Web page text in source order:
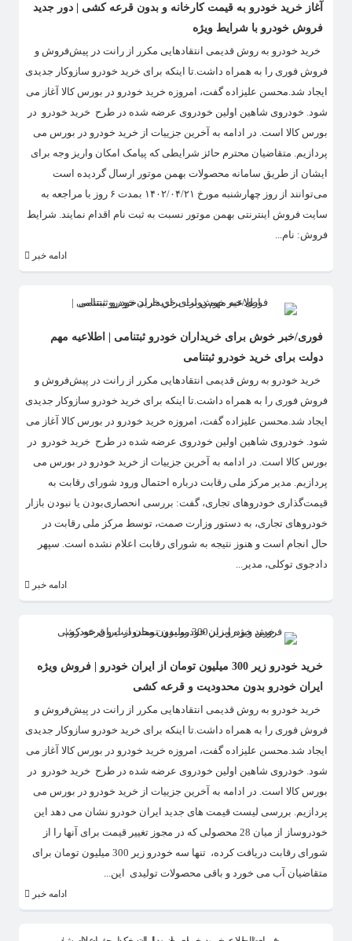
آغاز خرید خودرو به قیمت کارخانه و بدون قرعه کشی | دور جدید
فروش خودرو با شرایط ویژه
​ خرید خودرو به روش قدیمی انتقادهایی مکرر از رانت در پیش‌فروش و
فروش فوری را به همراه داشت.تا اینکه برای خرید خودرو سازوکار جدیدی
ایجاد شد.محسن علیزاده گفت، امروزه خرید خودرو در بورس کالا آغاز می
شود. خودروی شاهین اولین خودروی عرضه شده در طرح خرید خودرو در
بورس کالا است. در ادامه به آخرین جزییات از خرید خودرو در بورس می
پردازیم. متقاضیان محترم حائز شرایطی که پیامک امکان واریز وجه برای
ایشان از طریق سامانه محصولات بهمن موتور ارسال گردیده است
می‌توانند از روز چهارشنبه مورخ ۱۴۰۲/۰۴/۲۱ بمدت ۶ روز با مراجعه به
سایت فروش اینترنتی بهمن موتور نسبت به ثبت نام اقدام نمایند. شرایط
فروش: نام...
ادامه خبر
فوری/خبر خوش برای خریداران خودرو ثبتنامی | اطلاعیه مهم
دولت برای خرید خودرو ثبتنامی
​ خرید خودرو به روش قدیمی انتقادهایی مکرر از رانت در پیش‌فروش و
فروش فوری را به همراه داشت.تا اینکه برای خرید خودرو سازوکار جدیدی
ایجاد شد.محسن علیزاده گفت، امروزه خرید خودرو در بورس کالا آغاز می
شود. خودروی شاهین اولین خودروی عرضه شده در طرح خرید خودرو در
بورس کالا است. در ادامه به آخرین جزییات از خرید خودرو در بورس می
پردازیم. مدیر مرکز ملی رقابت درباره احتمال ورود شورای رقابت به
قیمت‌گذاری خودروهای تجاری، گفت: بررسی انحصاری‌بودن یا نبودن بازار
خودروهای تجاری، به دستور وزارت صمت، توسط مرکز ملی رقابت در
حال انجام است و هنوز نتیجه‌ به شورای رقابت اعلام نشده است. سپهر
دادجوی توکلی، مدیر...
ادامه خبر
خرید خودرو زیر 300 میلیون تومان از ایران خودرو | فروش ویژه
ایران خودرو بدون محدودیت و قرعه کشی
​ خرید خودرو به روش قدیمی انتقادهایی مکرر از رانت در پیش‌فروش و
فروش فوری را به همراه داشت.تا اینکه برای خرید خودرو سازوکار جدیدی
ایجاد شد.محسن علیزاده گفت، امروزه خرید خودرو در بورس کالا آغاز می
شود. خودروی شاهین اولین خودروی عرضه شده در طرح خرید خودرو در
بورس کالا است. در ادامه به آخرین جزییات از خرید خودرو در بورس می
پردازیم. بررسی لیست قیمت های جدید ایران خودرو نشان می دهد این
خودروساز از میان 28 محصولی که در مجوز تغییر قیمت برای آنها را از
شورای رقابت دریافت کرده، تنها سه خودرو زیر 300 میلیون تومان برای
متقاضیان آب می خورد و باقی محصولات تولیدی این...
ادامه خبر